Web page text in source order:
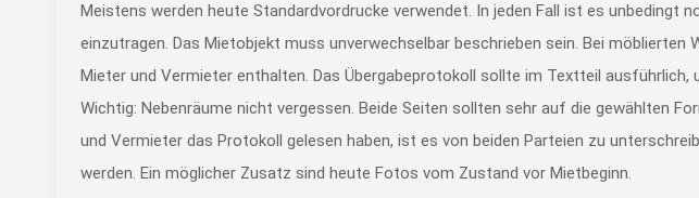
Meistens werden heute Standardvordrucke verwendet. In jeden Fall ist es unbedingt
einzutragen. Das Mietobjekt muss unverwechselbar beschrieben sein. Bei
Mieter und Vermieter enthalten. Das Übergabeprotokoll sollte im Textteil
Wichtig: Nebenräume nicht vergessen. Beide Seiten sollten sehr auf die gewählten
und Vermieter das Protokoll gelesen haben, ist es von beiden Parteien zu
werden. Ein möglicher Zusatz sind heute Fotos vom Zustand vor Mietbeginn.